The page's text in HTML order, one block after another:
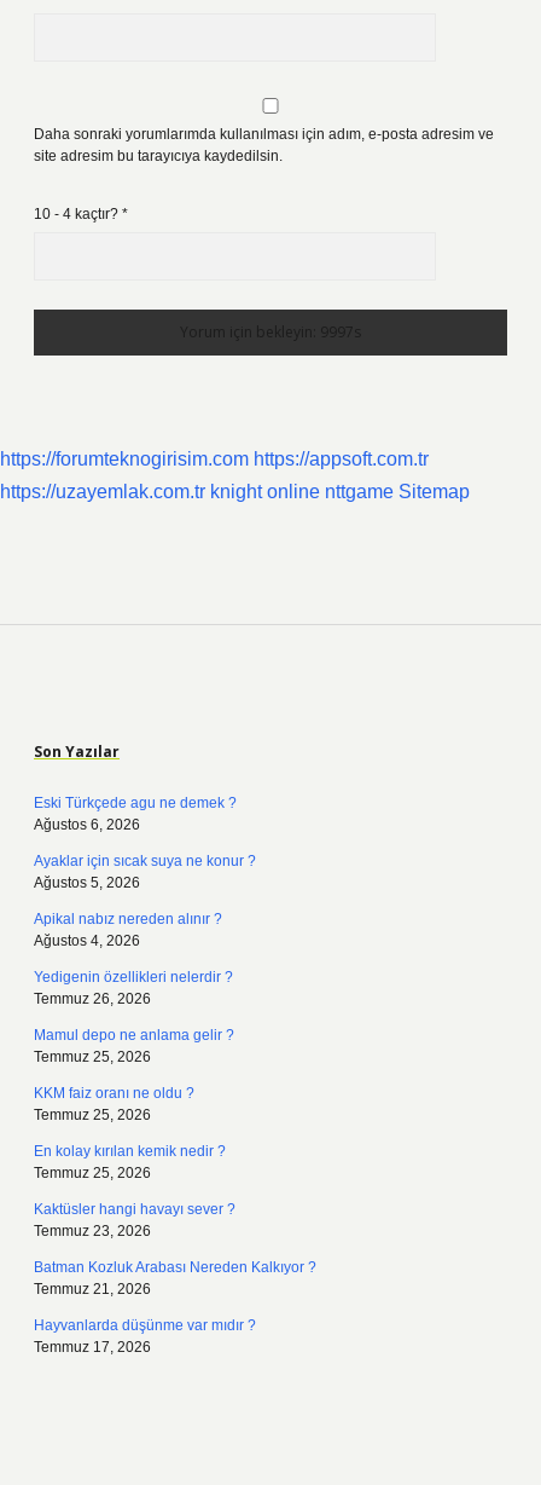
Daha sonraki yorumlarımda kullanılması için adım, e-posta adresim ve
site adresim bu tarayıcıya kaydedilsin.
10 - 4 kaçtır? *
https://forumteknogirisim.com https://appsoft.com.tr
https://uzayemlak.com.tr knight online nttgame Sitemap
Son Yazılar
Eski Türkçede agu ne demek ?
Ağustos 6, 2026
Ayaklar için sıcak suya ne konur ?
Ağustos 5, 2026
Apikal nabız nereden alınır ?
Ağustos 4, 2026
Yedigenin özellikleri nelerdir ?
Temmuz 26, 2026
Mamul depo ne anlama gelir ?
Temmuz 25, 2026
KKM faiz oranı ne oldu ?
Temmuz 25, 2026
En kolay kırılan kemik nedir ?
Temmuz 25, 2026
Kaktüsler hangi havayı sever ?
Temmuz 23, 2026
Batman Kozluk Arabası Nereden Kalkıyor ?
Temmuz 21, 2026
Hayvanlarda düşünme var mıdır ?
Temmuz 17, 2026